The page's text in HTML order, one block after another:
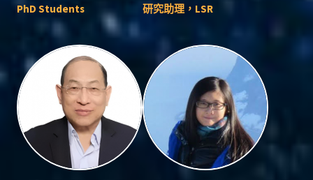
PhD Students 研究助理，LSR